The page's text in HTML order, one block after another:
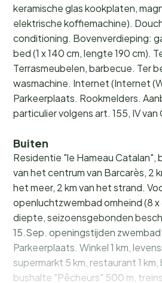
keramische glas kookplaten,
elektrische koffiemachine).
conditioning. Bovenverdieping:
bed (1 x 140 cm, lengte 190 cm).
Terrasmeubelen, barbecue. Ter
wasmachine. Internet (Internet
Parkeerplaats. Rookmelders.
particulier volgens art. 155, IV van
Buiten
Residentie "le Hameau Catalan",
van het centrum van Barcarès, 2
het meer, 2 km van het strand.
openluchtzwembad omheind (8 x
diepte, seizoensgebonden
15.Sep. openingstijden
Parkeerplaats. Winkel 1 km,
supermarkt 5 km, restaurant 1 km,
bushalte "Pêcheurs" 500 m,